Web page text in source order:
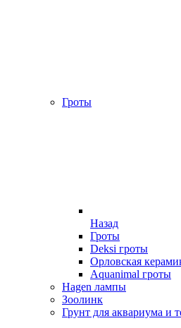
Гроты
Назад
Гроты
Deksi гроты
Орловская
Aquanimal гроты
Hagen лампы
Зоолинк
Грунт для аквариума и